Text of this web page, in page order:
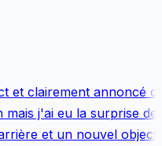
clairement annoncé
j'ai eu la surprise de
et un nouvel